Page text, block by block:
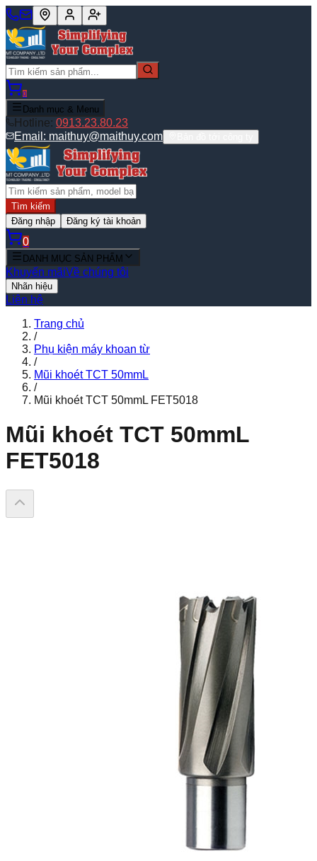
0
Danh mục & Menu
Hotline: 0913.23.80.23
Email: maithuy@maithuy.com
Tìm kiếm
Đăng nhập
Đăng ký tài khoản
0
DANH MỤC SẢN PHẨM
Khuyến mãiVề chúng tôi
Nhãn hiệu
Liên hệ
Trang chủ
/
Phụ kiện máy khoan từ
/
Mũi khoét TCT 50mmL
/
Mũi khoét TCT 50mmL FET5018
Mũi khoét TCT 50mmL
FET5018